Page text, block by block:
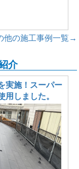
他の施工事例一覧→
介
実施！スーパー
用しました。